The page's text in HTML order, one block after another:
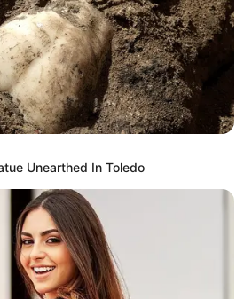
Unearthed In Toledo